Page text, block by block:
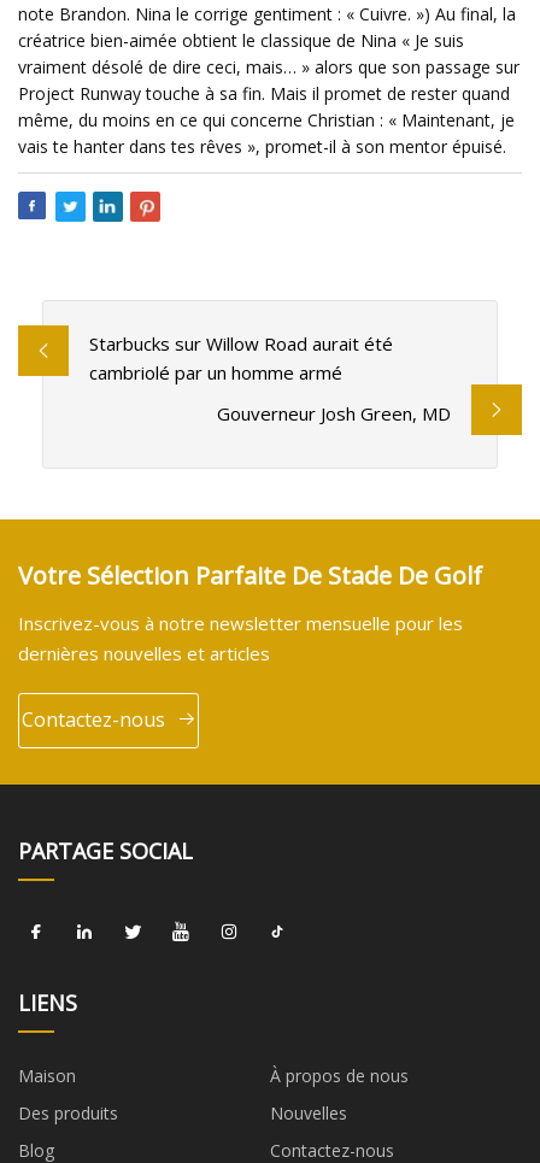
note Brandon. Nina le corrige gentiment : « Cuivre. ») Au final, la
créatrice bien-aimée obtient le classique de Nina « Je suis
vraiment désolé de dire ceci, mais… » alors que son passage sur
Project Runway touche à sa fin. Mais il promet de rester quand
même, du moins en ce qui concerne Christian : « Maintenant, je
vais te hanter dans tes rêves », promet-il à son mentor épuisé.
Starbucks sur Willow Road aurait été
cambriolé par un homme armé
Gouverneur Josh Green, MD
Votre Sélection Parfaite De Stade De Golf
Inscrivez-vous à notre newsletter mensuelle pour les
dernières nouvelles et articles
Contactez-nous
PARTAGE SOCIAL
LIENS
Maison
À propos de nous
Des produits
Nouvelles
Blog
Contactez-nous